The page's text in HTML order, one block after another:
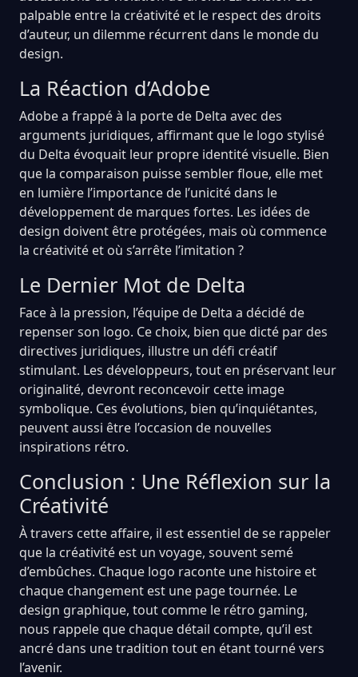
palpable entre la créativité et le respect des droits
d’auteur, un dilemme récurrent dans le monde du
design.
La Réaction d’Adobe
Adobe a frappé à la porte de Delta avec des
arguments juridiques, affirmant que le logo stylisé
du Delta évoquait leur propre identité visuelle. Bien
que la comparaison puisse sembler floue, elle met
en lumière l’importance de l’unicité dans le
développement de marques fortes. Les idées de
design doivent être protégées, mais où commence
la créativité et où s’arrête l’imitation ?
Le Dernier Mot de Delta
Face à la pression, l’équipe de Delta a décidé de
repenser son logo. Ce choix, bien que dicté par des
directives juridiques, illustre un défi créatif
stimulant. Les développeurs, tout en préservant leur
originalité, devront reconcevoir cette image
symbolique. Ces évolutions, bien qu’inquiétantes,
peuvent aussi être l’occasion de nouvelles
inspirations rétro.
Conclusion : Une Réflexion sur la
Créativité
À travers cette affaire, il est essentiel de se rappeler
que la créativité est un voyage, souvent semé
d’embûches. Chaque logo raconte une histoire et
chaque changement est une page tournée. Le
design graphique, tout comme le rétro gaming,
nous rappele que chaque détail compte, qu’il est
ancré dans une tradition tout en étant tourné vers
l’avenir.